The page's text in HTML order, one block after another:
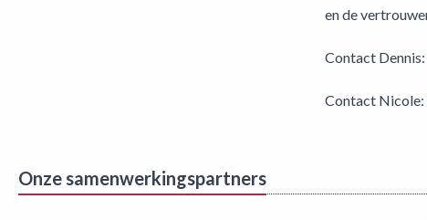
en de
Contact Dennis:
Contact Nicole:
Onze samenwerkingspartners